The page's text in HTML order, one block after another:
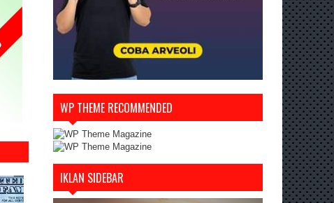
WP THEME RECOMMENDED
IKLAN SIDEBAR